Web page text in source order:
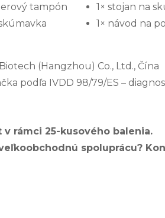
tampón
1× stojan na
1× návod na
(Hangzhou) Co., Ltd., Čína
podľa IVDD 98/79/ES –
v rámci 25-kusového balenia.
spoluprácu?